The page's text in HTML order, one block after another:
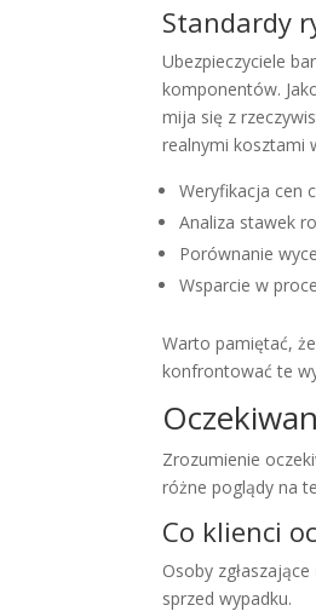
Standardy
Ubezpieczyciele
komponentów.
mija się z
realnymi kosztami
Weryfikacja cen
Analiza stawek
Porównanie
Wsparcie w
Warto pamiętać,
konfrontować te
Zrozumienie
różne poglądy na
Co klienci
Osoby zgłaszające
sprzed wypadku.